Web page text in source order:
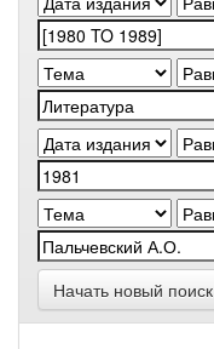
Начать новый поиск